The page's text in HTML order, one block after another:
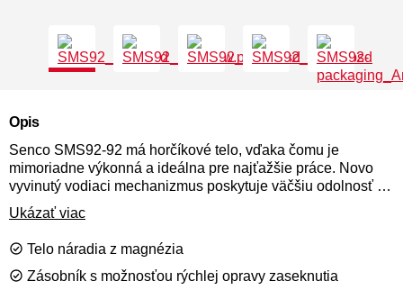
Opis
Senco SMS92-92 má horčíkové telo, vďaka čomu je
mimoriadne výkonná a ideálna pre najťažšie práce. Novo
vyvinutý vodiaci mechanizmus poskytuje väčšiu odolnosť a
presnosť pri nástrele spôn až do 40 mm. Medzi ďalšie
funkcie patrí rýchloupínací mechanizmus vedenia spony,
ktorý umožňuje odstránenie zaseknutého spojovacieho
materiálu bez demontáže nástroja, nastaviteľná hĺbka
zapustenia a 360 ° nastaviteľný výfuk.
Ukázať viac
Telo náradia z magnézia
Zásobník s možnosťou rýchlej opravy zaseknutia